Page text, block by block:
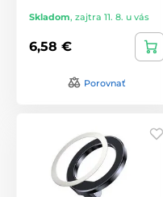
Skladom, zajtra 11. 8. u vás
6,58 €
Porovnať